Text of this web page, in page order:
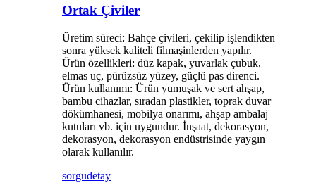
Ortak Çiviler
Üretim süreci: Bahçe çivileri, çekilip işlendikten
sonra yüksek kaliteli filmaşinlerden yapılır.
Ürün özellikleri: düz kapak, yuvarlak çubuk,
elmas uç, pürüzsüz yüzey, güçlü pas direnci.
Ürün kullanımı: Ürün yumuşak ve sert ahşap,
bambu cihazlar, sıradan plastikler, toprak duvar
dökümhanesi, mobilya onarımı, ahşap ambalaj
kutuları vb. için uygundur. İnşaat, dekorasyon,
dekorasyon, dekorasyon endüstrisinde yaygın
olarak kullanılır.
sorgudetay